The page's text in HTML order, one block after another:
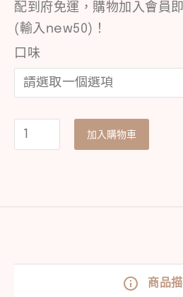
配到府免運，購物加入會員
(輸入new50)！
口味
加入購物車
商品